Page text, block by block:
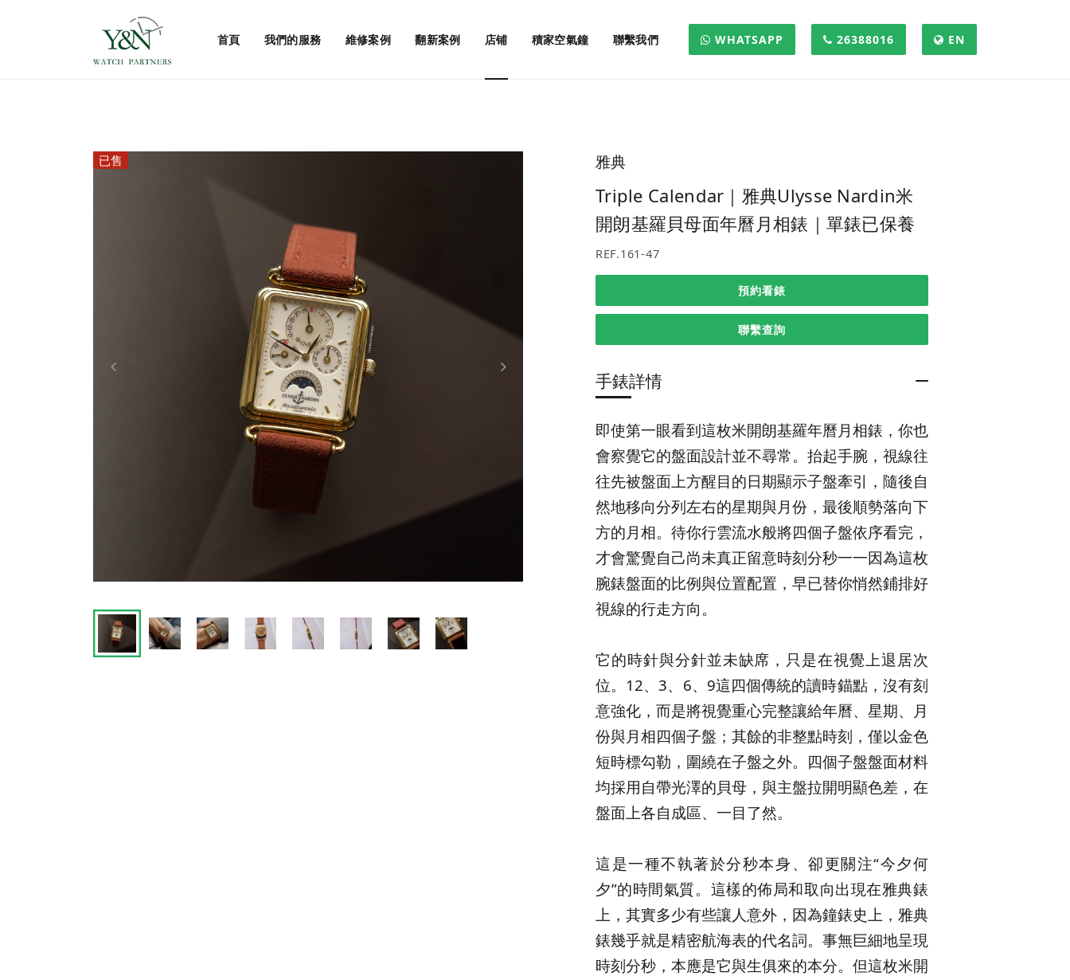
首頁 我們的服務 維修案例 翻新案例 店铺 積家空氣鐘 聯繫我們 WHATSAPP 26388016 EN
已售 雅典
Triple Calendar｜雅典Ulysse Nardin米
開朗基羅貝母面年曆月相錶｜單錶已保養
REF.161-47
預約看錶
聯繫查詢
手錶詳情
即使第一眼看到這枚米開朗基羅年曆月相錶，你也
會察覺它的盤面設計並不尋常。抬起手腕，視線往
往先被盤面上方醒目的日期顯示子盤牽引，隨後自
然地移向分列左右的星期與月份，最後順勢落向下
方的月相。待你行雲流水般將四個子盤依序看完，
才會驚覺自己尚未真正留意時刻分秒一一因為這枚
腕錶盤面的比例與位置配置，早已替你悄然鋪排好
視線的行走方向。
它的時針與分針並未缺席，只是在視覺上退居次
位。12、3、6、9這四個傳統的讀時錨點，沒有刻
意強化，而是將視覺重心完整讓給年曆、星期、月
份與月相四個子盤；其餘的非整點時刻，僅以金色
短時標勾勒，圍繞在子盤之外。四個子盤盤面材料
均採用自帶光澤的貝母，與主盤拉開明顯色差，在
盤面上各自成區、一目了然。
這是一種不執著於分秒本身、卻更關注“今夕何
夕”的時間氣質。這樣的佈局和取向出現在雅典錶
上，其實多少有些讓人意外，因為鐘錶史上，雅典
錶幾乎就是精密航海表的代名詞。事無巨細地呈現
時刻分秒，本應是它與生俱來的本分。但這枚米開